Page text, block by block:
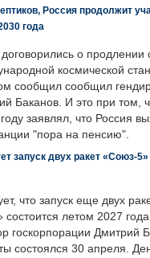
Россия продолжит
года
о продлении
космической
сообщил сообщил
Баканов. И это при том,
заявлял, что Россия
"пора на пенсию".
запуск двух ракет «Союз-
что запуск еще двух
летом 2027
госкорпорации Дмитрий
состоялся 30 апреля.